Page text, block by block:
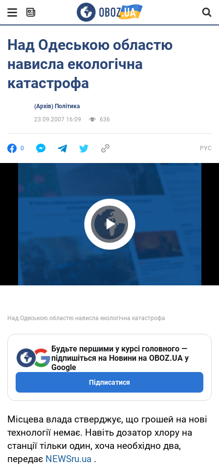
Над Одеською областю
нависла екологічна
катастрофа
(Архів) Політика
23.09.2007 16:09
636
0 РУС
Play Video
Будьте першими у курсі головного —
підпишіться на Новини на OBOZ.UA у
Google
Підписатися
Місцева влада стверджує, що грошей на нові
технології немає. Навіть дозатор хлору на
станції тільки один, хоча необхідно два,
передає NEWSru.ua .